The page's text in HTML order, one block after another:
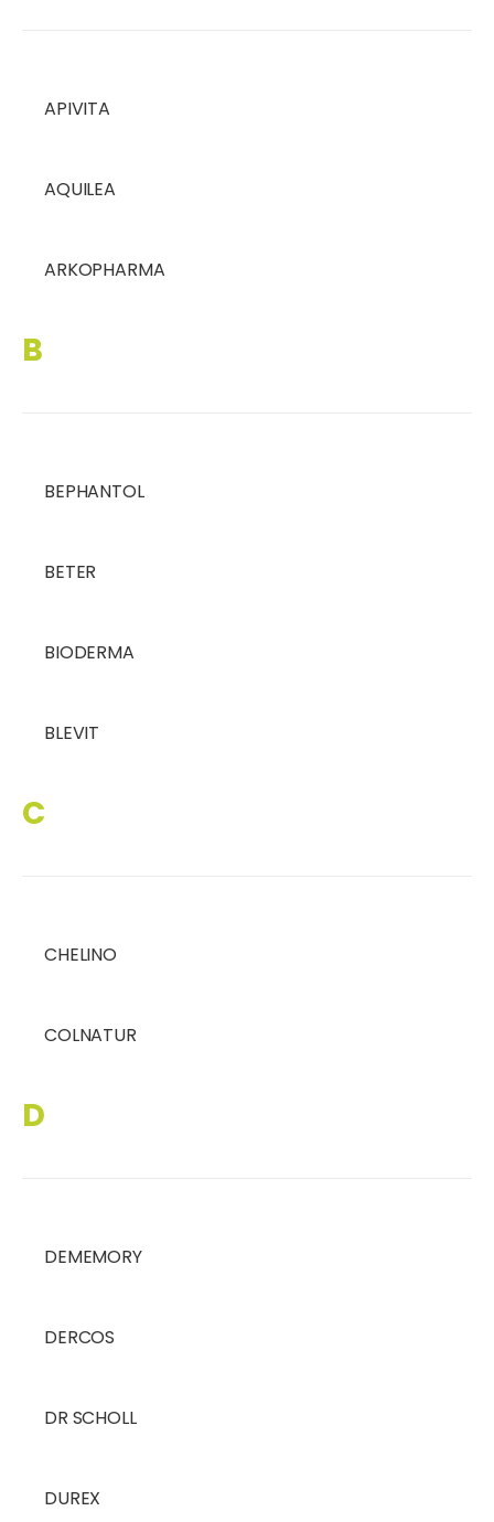
APIVITA
AQUILEA
ARKOPHARMA
B
BEPHANTOL
BETER
BIODERMA
BLEVIT
C
CHELINO
COLNATUR
D
DEMEMORY
DERCOS
DR SCHOLL
DUREX